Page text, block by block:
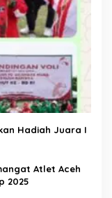
Hadiah Juara I
Atlet Aceh
2025